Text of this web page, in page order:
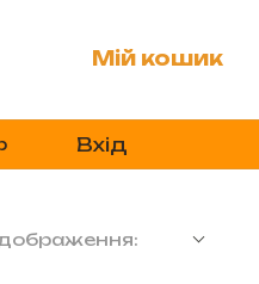
Мій кошик
Вхід